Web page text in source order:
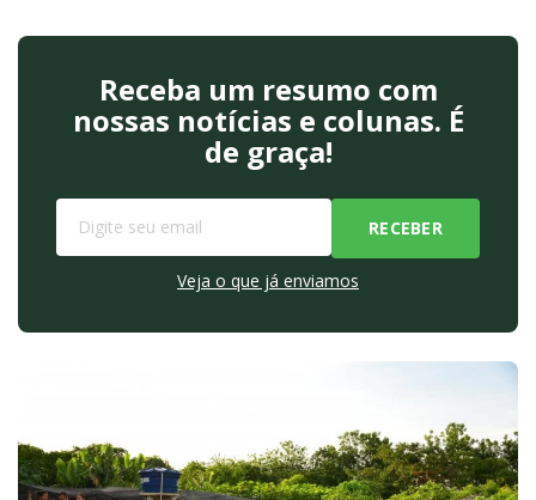
Receba um resumo com
nossas notícias e colunas. É
de graça!
Veja o que já enviamos